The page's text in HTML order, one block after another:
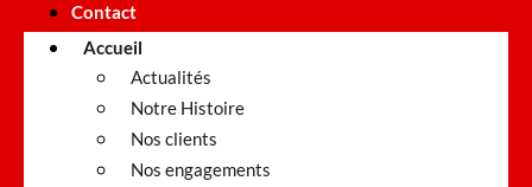
Contact
Accueil
Actualités
Notre Histoire
Nos clients
Nos engagements